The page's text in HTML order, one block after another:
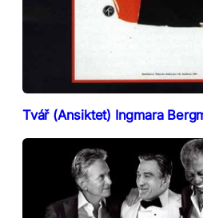
Tvář (Ansiktet) Ingmara